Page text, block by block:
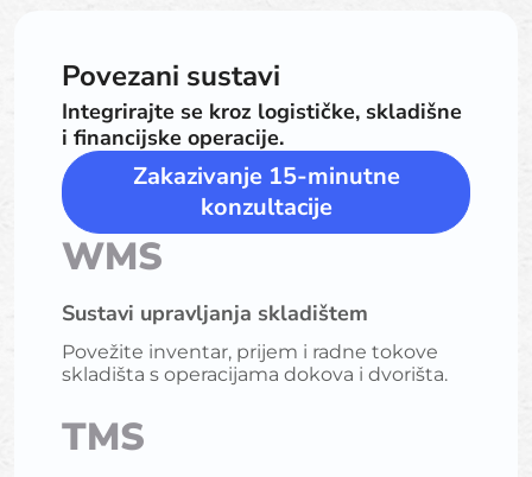
Povezani sustavi
Integrirajte se kroz logističke, skladišne
i financijske operacije.
Zakazivanje 15-minutne
konzultacije
WMS
Sustavi upravljanja skladištem
Povežite inventar, prijem i radne tokove
skladišta s operacijama dokova i dvorišta.
TMS